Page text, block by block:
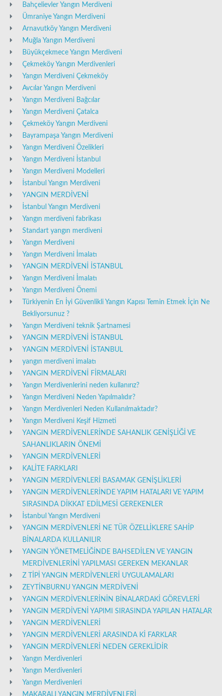
Bahçelievler Yangın Merdiveni
Ümraniye Yangın Merdiveni
Arnavutköy Yangın Merdiveni
Muğla Yangın Merdiveni
Büyükçekmece Yangın Merdiveni
Çekmeköy Yangın Merdivenleri
Yangın Merdiveni Çekmeköy
Avcılar Yangın Merdiveni
Yangın Merdiveni Bağcılar
Yangın Merdiveni Çatalca
Çekmeköy Yangın Merdiveni
Bayrampaşa Yangın Merdiveni
Yangın Merdiveni Özelikleri
Yangın Merdiveni İstanbul
Yangın Merdiveni Modelleri
İstanbul Yangın Merdiveni
YANGIN MERDİVENİ
İstanbul Yangın Merdiveni
Yangın merdiveni fabrikası
Standart yangın merdiveni
Yangın Merdiveni
Yangın Merdiveni İmalatı
YANGIN MERDİVENİ İSTANBUL
Yangın Merdiveni İmalatı
Yangın Merdiveni Önemi
Türkiyenin En İyi Güvenlikli Yangın Kapısı Temin Etmek İçin Ne
Bekliyorsunuz ?
Yangın Merdiveni teknik Şartnamesi
YANGIN MERDİVENİ İSTANBUL
YANGIN MERDİVENİ İSTANBUL
yangın merdiveni imalatı
YANGIN MERDİVENİ FİRMALARI
Yangın Merdivenlerini neden kullanırız?
Yangın Merdiveni Neden Yapılmalıdır?
Yangın Merdivenleri Neden Kullanılmaktadır?
Yangın Merdiveni Keşif Hizmeti
YANGIN MERDİVENLERİNDE SAHANLIK GENİŞLİĞİ VE
SAHANLIKLARIN ÖNEMİ
YANGIN MERDİVENLERİ
KALİTE FARKLARI
YANGIN MERDİVENLERİ BASAMAK GENİŞLİKLERİ
YANGIN MERDİVENLERİNDE YAPIM HATALARI VE YAPIM
SIRASINDA DİKKAT EDİLMESİ GEREKENLER
İstanbul Yangın Merdiveni
YANGIN MERDİVENLERİ NE TÜR ÖZELLİKLERE SAHİP
BİNALARDA KULLANILIR
YANGIN YÖNETMELİĞİNDE BAHSEDİLEN VE YANGIN
MERDİVENLERİNİ YAPILMASI GEREKEN MEKANLAR
Z TİPİ YANGIN MERDİVENLERİ UYGULAMALARI
ZEYTİNBURNU YANGIN MERDİVENİ
YANGIN MERDİVENLERİNİN BİNALARDAKİ GÖREVLERİ
YANGIN MERDİVENİ YAPIMI SIRASINDA YAPILAN HATALAR
YANGIN MERDİVENLERİ
YANGIN MERDİVENLERİ ARASINDA Kİ FARKLAR
YANGIN MERDİVENLERİ NEDEN GEREKLİDİR
Yangın Merdivenleri
Yangın Merdivenleri
Yangın Merdivenleri
MAKARALI YANGIN MERDİVENLERİ